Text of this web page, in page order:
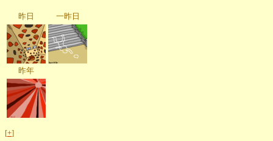
昨日 一昨日
昨年
[+]